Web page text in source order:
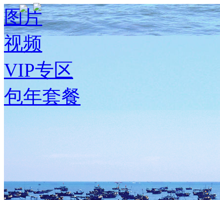
图片
视频
VIP专区
包年套餐